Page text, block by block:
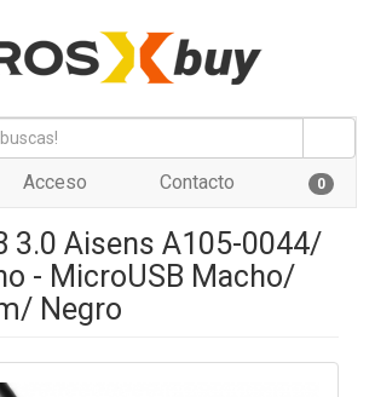
Acceso Contacto 0
3.0 Aisens A105-0044/
- MicroUSB Macho/
Negro